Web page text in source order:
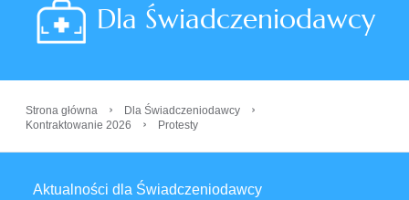
Dla Świadczeniodawcy
Strona główna › Dla Świadczeniodawcy ›
Kontraktowanie 2026 › Protesty
Aktualności dla Świadczeniodawcy